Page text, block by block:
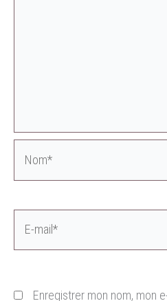
Enregistrer mon nom, mon